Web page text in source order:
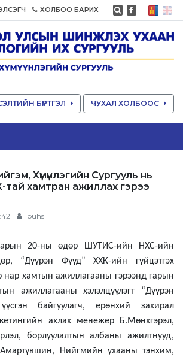
ХОЛБОО БАРИХ
БҮРТГЭЛ ЧУХАЛ ХОЛБООС
Хүмүүнлэгийн Сургууль нь
тай хамтран ажиллах гэрээ
buhs
20-ны өдөр ШУТИС-ийн НХС-ийн
“Дүүрэн Фүүд” ХХК-ийн гүйцэтгэх
нар хамтын ажиллагааны гэрээнд гарын
ажиллагааны хэлэлцүүлэгт “Дүүрэн
байгуулагч, ерөнхий захирал
ахлах менежер Б.Мөнхгэрэл,
борлуулалтын албаны ажилтнууд,
Нийгмийн ухааны тэнхим,